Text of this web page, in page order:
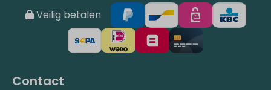
Veilig betalen
Contact